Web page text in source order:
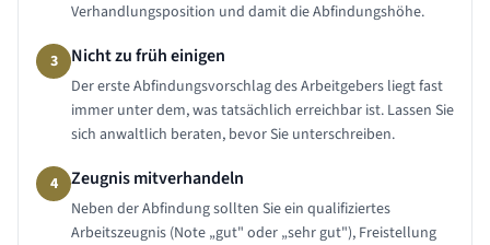
Verhandlungsposition und damit die Abfindungshöhe.
3 Nicht zu früh einigen
Der erste Abfindungsvorschlag des Arbeitgebers liegt fast
immer unter dem, was tatsächlich erreichbar ist. Lassen Sie
sich anwaltlich beraten, bevor Sie unterschreiben.
4 Zeugnis mitverhandeln
Neben der Abfindung sollten Sie ein qualifiziertes
Arbeitszeugnis (Note „gut" oder „sehr gut"), Freistellung